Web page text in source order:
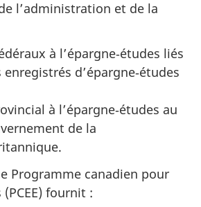
l’administration et de la
à l’épargne‑études liés
d’épargne‑études
à l’épargne‑études au
de la
Programme canadien pour
(PCEE) fournit :